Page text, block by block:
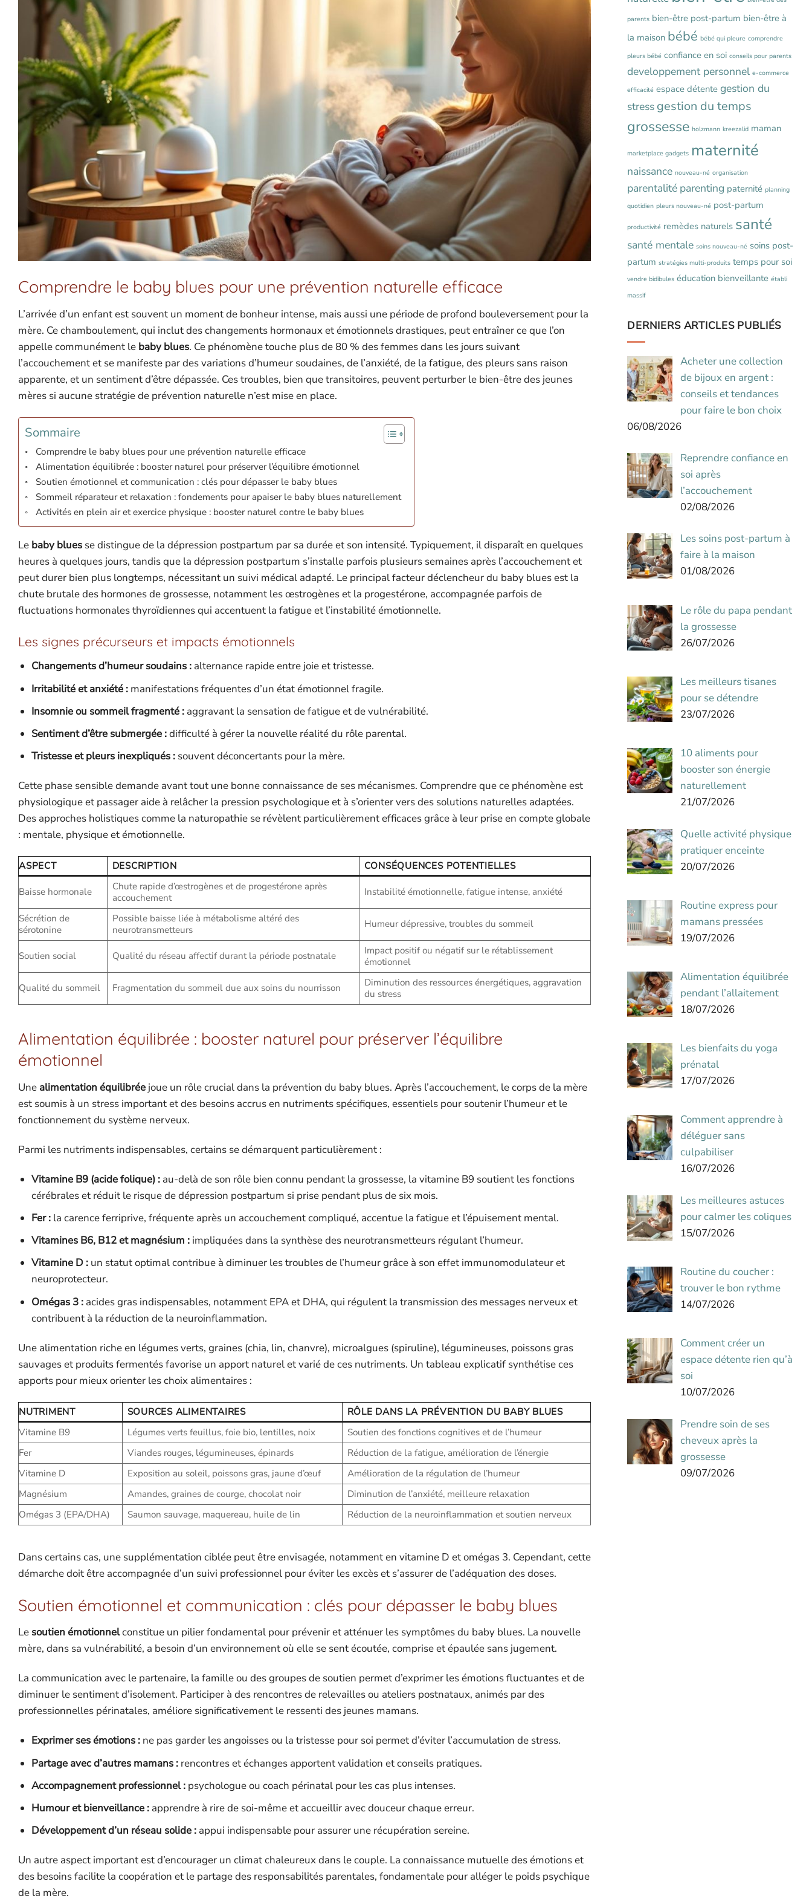
Comprendre le baby blues pour une prévention naturelle efficace
L’arrivée d’un enfant est souvent un moment de bonheur intense, mais aussi une période de profond bouleversement pour la
mère. Ce chamboulement, qui inclut des changements hormonaux et émotionnels drastiques, peut entraîner ce que l’on
appelle communément le baby blues. Ce phénomène touche plus de 80 % des femmes dans les jours suivant
l’accouchement et se manifeste par des variations d’humeur soudaines, de l’anxiété, de la fatigue, des pleurs sans raison
apparente, et un sentiment d’être dépassée. Ces troubles, bien que transitoires, peuvent perturber le bien-être des jeunes
mères si aucune stratégie de prévention naturelle n’est mise en place.
Sommaire
Comprendre le baby blues pour une prévention naturelle efficace
Alimentation équilibrée : booster naturel pour préserver l’équilibre émotionnel
Soutien émotionnel et communication : clés pour dépasser le baby blues
Sommeil réparateur et relaxation : fondements pour apaiser le baby blues naturellement
Activités en plein air et exercice physique : booster naturel contre le baby blues
Le baby blues se distingue de la dépression postpartum par sa durée et son intensité. Typiquement, il disparaît en quelques
heures à quelques jours, tandis que la dépression postpartum s’installe parfois plusieurs semaines après l’accouchement et
peut durer bien plus longtemps, nécessitant un suivi médical adapté. Le principal facteur déclencheur du baby blues est la
chute brutale des hormones de grossesse, notamment les œstrogènes et la progestérone, accompagnée parfois de
fluctuations hormonales thyroïdiennes qui accentuent la fatigue et l’instabilité émotionnelle.
Les signes précurseurs et impacts émotionnels
Changements d’humeur soudains : alternance rapide entre joie et tristesse.
Irritabilité et anxiété : manifestations fréquentes d’un état émotionnel fragile.
Insomnie ou sommeil fragmenté : aggravant la sensation de fatigue et de vulnérabilité.
Sentiment d’être submergée :difficulté à gérer la nouvelle réalité du rôle parental.
Tristesse et pleurs inexpliqués : souvent déconcertants pour la mère.
Cette phase sensible demande avant tout une bonne connaissance de ses mécanismes. Comprendre que ce phénomène est
physiologique et passager aide à relâcher la pression psychologique et à s’orienter vers des solutions naturelles adaptées.
Des approches holistiques comme la naturopathie se révèlent particulièrement efficaces grâce à leur prise en compte globale
: mentale, physique et émotionnelle.
ASPECT DESCRIPTION CONSÉQUENCES POTENTIELLES
Baisse hormonale
Chute rapide d’œstrogènes et de progestérone après
accouchement
Instabilité émotionnelle, fatigue intense, anxiété
Sécrétion de
sérotonine
Possible baisse liée à métabolisme altéré des
neurotransmetteurs
Humeur dépressive, troubles du sommeil
Soutien social Qualité du réseau affectif durant la période postnatale
Impact positif ou négatif sur le rétablissement
émotionnel
Qualité du sommeil Fragmentation du sommeil due aux soins du nourrisson
Diminution des ressources énergétiques, aggravation
du stress
Alimentation équilibrée : booster naturel pour préserver l’équilibre
émotionnel
Une alimentation équilibrée joue un rôle crucial dans la prévention du baby blues. Après l’accouchement, le corps de la mère
est soumis à un stress important et des besoins accrus en nutriments spécifiques, essentiels pour soutenir l’humeur et le
fonctionnement du système nerveux.
Parmi les nutriments indispensables, certains se démarquent particulièrement :
Vitamine B9 (acide folique) : au-delà de son rôle bien connu pendant la grossesse, la vitamine B9 soutient les fonctions
cérébrales et réduit le risque de dépression postpartum si prise pendant plus de six mois.
Fer : la carence ferriprive, fréquente après un accouchement compliqué, accentue la fatigue et l’épuisement mental.
Vitamines B6, B12 et magnésium : impliquées dans la synthèse des neurotransmetteurs régulant l’humeur.
Vitamine D : un statut optimal contribue à diminuer les troubles de l’humeur grâce à son effet immunomodulateur et
neuroprotecteur.
Omégas 3 : acides gras indispensables, notamment EPA et DHA, qui régulent la transmission des messages nerveux et
contribuent à la réduction de la neuroinflammation.
Une alimentation riche en légumes verts, graines (chia, lin, chanvre), microalgues (spiruline), légumineuses, poissons gras
sauvages et produits fermentés favorise un apport naturel et varié de ces nutriments. Un tableau explicatif synthétise ces
apports pour mieux orienter les choix alimentaires :
NUTRIMENT SOURCES ALIMENTAIRES
RÔLE DANS LA PRÉVENTION DU BABY BLUES
Vitamine B9
Légumes verts feuillus, foie bio, lentilles, noix
Soutien des fonctions cognitives et de l’humeur
Fer
Viandes rouges, légumineuses, épinards
Réduction de la fatigue, amélioration de l’énergie
Vitamine D
Exposition au soleil, poissons gras, jaune d’œuf
Amélioration de la régulation de l’humeur
Magnésium
Amandes, graines de courge, chocolat noir
Diminution de l’anxiété, meilleure relaxation
Omégas 3 (EPA/DHA)
Saumon sauvage, maquereau, huile de lin Réduction de la neuroinflammation et soutien nerveux
Dans certains cas, une supplémentation ciblée peut être envisagée, notamment en vitamine D et omégas 3. Cependant, cette
démarche doit être accompagnée d’un suivi professionnel pour éviter les excès et s’assurer de l’adéquation des doses.
Soutien émotionnel et communication : clés pour dépasser le baby blues
Le soutien émotionnelconstitue un pilier fondamental pour prévenir et atténuer les symptômes du baby blues. La nouvelle
mère, dans sa vulnérabilité, a besoin d’un environnement où elle se sent écoutée, comprise et épaulée sans jugement.
La communication avec le partenaire, la famille ou des groupes de soutien permet d’exprimer les émotions fluctuantes et de
diminuer le sentiment d’isolement. Participer à des rencontres de relevailles ou ateliers postnataux, animés par des
professionnelles périnatales, améliore significativement le ressenti des jeunes mamans.
Exprimer ses émotions : ne pas garder les angoisses ou la tristesse pour soi permet d’éviter l’accumulation de stress.
Partage avec d’autres mamans : rencontres et échanges apportent validation et conseils pratiques.
Accompagnement professionnel : psychologue ou coach périnatal pour les cas plus intenses.
Humour et bienveillance : apprendre à rire de soi-même et accueillir avec douceur chaque erreur.
Développement d’un réseau solide : appui indispensable pour assurer une récupération sereine.
Un autre aspect important est d’encourager un climat chaleureux dans le couple. La connaissance mutuelle des émotions et
des besoins facilite la coopération et le partage des responsabilités parentales, fondamentale pour alléger le poids psychique
de la mère.
parents bien-être post-partum bien-être à
la maison bébé bébé qui pleure comprendre
pleurs bébé confiance en soi conseils pour parents
developpement personnel e-commerce
efficacité espace détente gestion du
stress gestion du temps
grossesse holzmann kreezalid maman
marketplace gadgets maternité
naissance nouveau-né organisation
parentalité parenting paternité planning
quotidien pleurs nouveau-né post-partum
productivité remèdes naturels santé
santé mentale soins nouveau-né soins post-
partum stratégies multi-produits temps pour soi
vendre bidibules éducation bienveillante établi
massif
DERNIERS ARTICLES PUBLIÉS
Acheter une collection
de bijoux en argent :
conseils et tendances
pour faire le bon choix
06/08/2026
Reprendre confiance en
soi après
l’accouchement
02/08/2026
Les soins post-partum à
faire à la maison
01/08/2026
Le rôle du papa pendant
la grossesse
26/07/2026
Les meilleurs tisanes
pour se détendre
23/07/2026
10 aliments pour
booster son énergie
naturellement
21/07/2026
Quelle activité physique
pratiquer enceinte
20/07/2026
Routine express pour
mamans pressées
19/07/2026
Alimentation équilibrée
pendant l’allaitement
18/07/2026
Les bienfaits du yoga
prénatal
17/07/2026
Comment apprendre à
déléguer sans
culpabiliser
16/07/2026
Les meilleures astuces
pour calmer les coliques
15/07/2026
Routine du coucher :
trouver le bon rythme
14/07/2026
Comment créer un
espace détente rien qu’à
soi
10/07/2026
Prendre soin de ses
cheveux après la
grossesse
09/07/2026